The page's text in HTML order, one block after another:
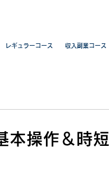
レギュラーコース 収入副業コース
本操作＆時短